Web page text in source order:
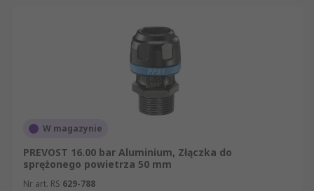
W magazynie
PREVOST 16.00 bar Aluminium, Złączka do
sprężonego powietrza 50 mm
Nr art. RS 629-788